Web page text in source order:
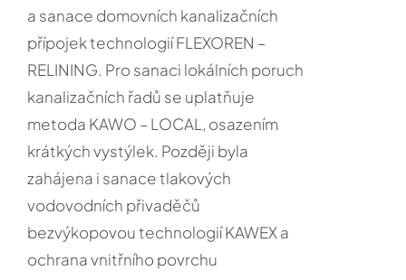
a sanace domovních kanalizačních
přípojek technologií FLEXOREN –
RELINING. Pro sanaci lokálních poruch
kanalizačních řadů se uplatňuje
metoda KAWO – LOCAL, osazením
krátkých vystýlek. Později byla
zahájena i sanace tlakových
vodovodních přivaděčů
bezvýkopovou technologií KAWEX a
ochrana vnitřního povrchu